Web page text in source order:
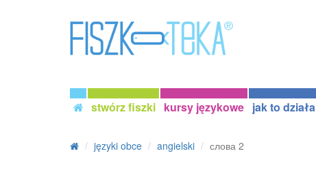
stwórz fiszki kursy językowe jak to działa
języki obce angielski слова 2